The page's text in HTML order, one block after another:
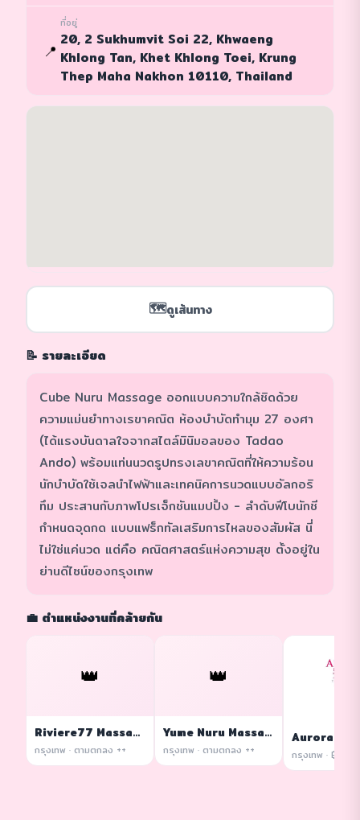
📍
ที่อยู่
20, 2 Sukhumvit Soi 22, Khwaeng
Khlong Tan, Khet Khlong Toei, Krung
Thep Maha Nakhon 10110, Thailand
🗺️ดูเส้นทาง
📝 รายละเอียด
Cube Nuru Massage ออกแบบความใกล้ชิดด้วย
ความแม่นยำทางเรขาคณิต ห้องบำบัดทำมุม 27 องศา
(ได้แรงบันดาลใจจากสไตล์มินิมอลของ Tadao
Ando) พร้อมแท่นนวดรูปทรงเลขาคณิตที่ให้ความร้อน
นักบำบัดใช้เจลนำไฟฟ้าและเทคนิคการนวดแบบอัลกอริ
ทึม ประสานกับภาพโปรเจ็กชันแมปปิ้ง - ลำดับฟีโบนักชี
กำหนดจุดกด แบบแฟร็กทัลเสริมการไหลของสัมผัส นี่
ไม่ใช่แค่นวด แต่คือ คณิตศาสตร์แห่งความสุข ตั้งอยู่ใน
ย่านดีไซน์ของกรุงเทพ
💼 ตำแหน่งงานที่คล้ายกัน
👑
Riviere77 Massage
กรุงเทพ · ตามตกลง ++
👑
Yume Nuru Massage
กรุงเทพ · ตามตกลง ++